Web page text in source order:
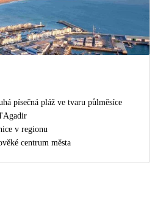
písečná pláž ve tvaru půlměsíce
v regionu
centrum města